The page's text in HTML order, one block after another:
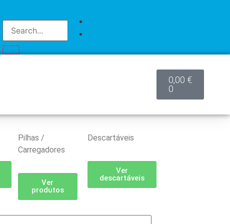
Pilhas /
Carregadores
Ver
produtos
Descartáveis
Ver
descartáveis
0,00 €
0